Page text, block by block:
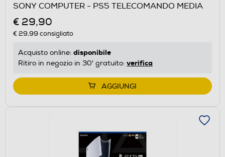
SONY COMPUTER - PS5 TELECOMANDO MEDIA
€ 29,90
€ 29,99 consigliato
Acquisto online: disponibile
Ritiro in negozio in 30' gratuito: verifica
AGGIUNGI